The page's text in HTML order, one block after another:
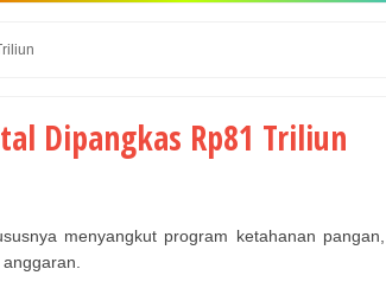
Dipangkas Rp81 Triliun
menyangkut program ketahanan pangan,